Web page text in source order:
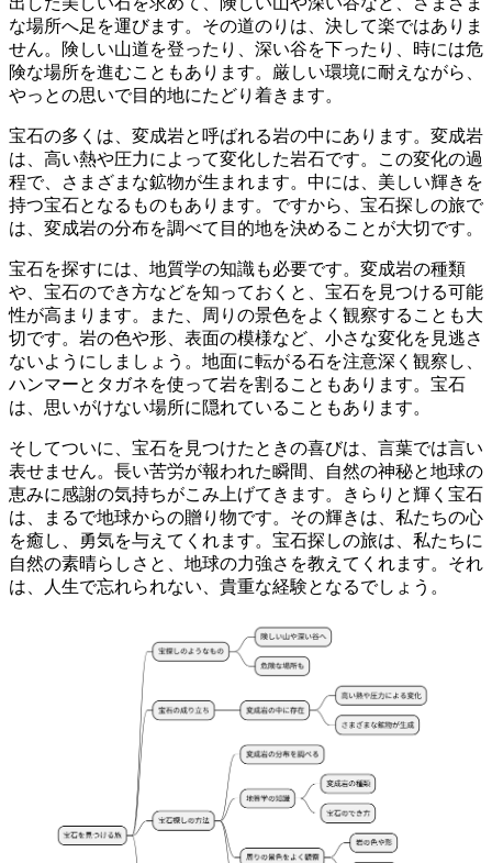
な場所へ足を運びます。その道のりは、決して楽ではありま
せん。険しい山道を登ったり、深い谷を下ったり、時には危
険な場所を進むこともあります。 厳しい環境に耐えながら、
やっとの思いで目的地にたどり着きます。
宝石の多くは、変成岩と呼ばれる岩の中にあります。変成岩
は、高い熱や圧力によって変化した岩石です。この変化の過
程で、さまざまな鉱物が生まれます。中には、美しい輝きを
持つ宝石となるものもあります。ですから、宝石探しの旅で
は、変成岩の分布を調べて目的地を決めることが大切です。
宝石を探すには、地質学の知識も必要です。 変成岩の種類
や、宝石のでき方などを知っておくと、宝石を見つける可能
性が高まります。また、周りの景色をよく観察することも大
切です。岩の色や形、表面の模様など、小さな変化を見逃さ
ないようにしましょう。地面に転がる石を注意深く観察し、
ハンマーとタガネを使って岩を割ることもあります。宝石
は、思いがけない場所に隠れていることもあります。
そしてついに、宝石を見つけたときの喜びは、言葉では言い
表せません。 長い苦労が報われた瞬間、自然の神秘と地球の
恵みに感謝の気持ちがこみ上げてきます。きらりと輝く宝石
は、まるで地球からの贈り物です。その輝きは、私たちの心
を癒し、勇気を与えてくれます。宝石探しの旅は、私たちに
自然の素晴らしさと、地球の力強さを教えてくれます。それ
は、人生で忘れられない、貴重な経験となるでしょう。